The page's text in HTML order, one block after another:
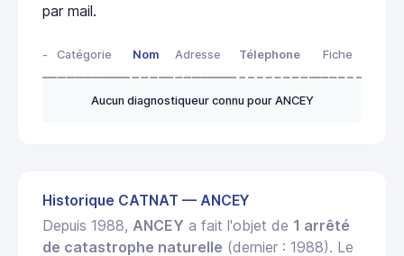
par mail.
- Catégorie Nom Adresse Télephone Fiche
Aucun diagnostiqueur connu pour ANCEY
Historique CATNAT — ANCEY
Depuis 1988, ANCEY a fait l'objet de 1 arrêté
de catastrophe naturelle (dernier : 1988). Le